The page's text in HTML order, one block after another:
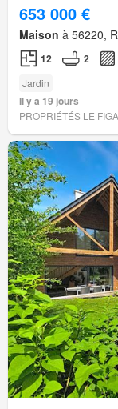
653 000 €
Maison à 56220,
12 2
Jardin
Il y a 19 jours
PROPRIÉTÉS LE